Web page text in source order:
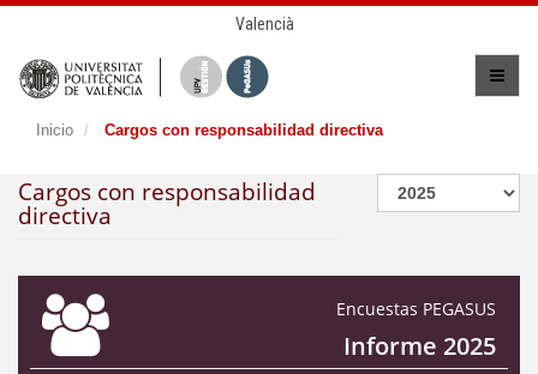
Valencià
Inicio Cargos con responsabilidad directiva
Cargos con responsabilidad
directiva
Encuestas PEGASUS
Informe 2025